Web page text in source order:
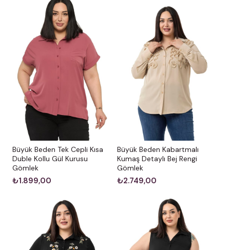
Büyük Beden Tek Cepli Kısa
Duble Kollu Gül Kurusu
Gömlek
₺1.899,00
Büyük Beden Kabartmalı
Kumaş Detaylı Bej Rengi
Gömlek
₺2.749,00